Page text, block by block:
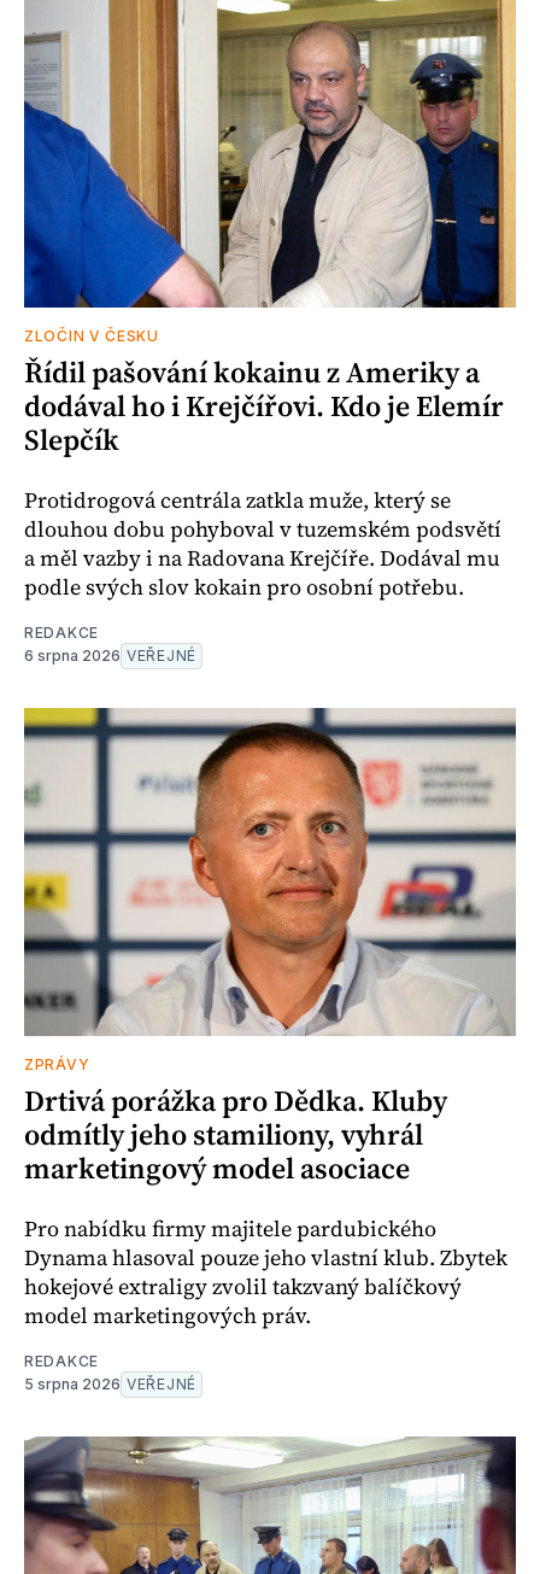
ZLOČIN V ČESKU
Řídil pašování kokainu z Ameriky a
dodával ho i Krejčířovi. Kdo je Elemír
Slepčík
Protidrogová centrála zatkla muže, který se
dlouhou dobu pohyboval v tuzemském podsvětí
a měl vazby i na Radovana Krejčíře. Dodával mu
podle svých slov kokain pro osobní potřebu.
REDAKCE
6 srpna 2026 VEŘEJNÉ
ZPRÁVY
Drtivá porážka pro Dědka. Kluby
odmítly jeho stamiliony, vyhrál
marketingový model asociace
Pro nabídku firmy majitele pardubického
Dynama hlasoval pouze jeho vlastní klub. Zbytek
hokejové extraligy zvolil takzvaný balíčkový
model marketingových práv.
REDAKCE
5 srpna 2026 VEŘEJNÉ